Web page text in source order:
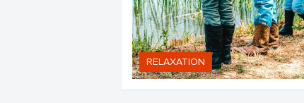
RELAXATION